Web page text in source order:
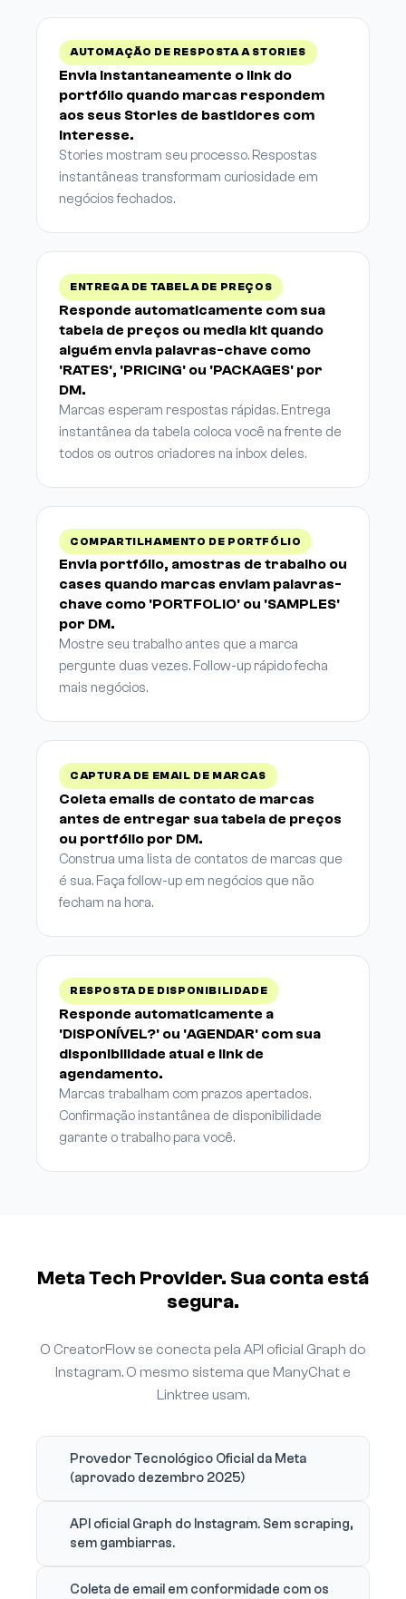
AUTOMAÇÃO DE RESPOSTA A STORIES
Envia instantaneamente o link do
portfólio quando marcas respondem
aos seus Stories de bastidores com
interesse.
Stories mostram seu processo. Respostas
instantâneas transformam curiosidade em
negócios fechados.
ENTREGA DE TABELA DE PREÇOS
Responde automaticamente com sua
tabela de preços ou media kit quando
alguém envia palavras-chave como
'RATES', 'PRICING' ou 'PACKAGES' por
DM.
Marcas esperam respostas rápidas. Entrega
instantânea da tabela coloca você na frente de
todos os outros criadores na inbox deles.
COMPARTILHAMENTO DE PORTFÓLIO
Envia portfólio, amostras de trabalho ou
cases quando marcas enviam palavras-
chave como 'PORTFOLIO' ou 'SAMPLES'
por DM.
Mostre seu trabalho antes que a marca
pergunte duas vezes. Follow-up rápido fecha
mais negócios.
CAPTURA DE EMAIL DE MARCAS
Coleta emails de contato de marcas
antes de entregar sua tabela de preços
ou portfólio por DM.
Construa uma lista de contatos de marcas que
é sua. Faça follow-up em negócios que não
fecham na hora.
RESPOSTA DE DISPONIBILIDADE
Responde automaticamente a
'DISPONÍVEL?' ou 'AGENDAR' com sua
disponibilidade atual e link de
agendamento.
Marcas trabalham com prazos apertados.
Confirmação instantânea de disponibilidade
garante o trabalho para você.
Meta Tech Provider. Sua conta está
segura.
O CreatorFlow se conecta pela API oficial Graph do
Instagram. O mesmo sistema que ManyChat e
Linktree usam.
Provedor Tecnológico Oficial da Meta
(aprovado dezembro 2025)
API oficial Graph do Instagram. Sem scraping,
sem gambiarras.
Coleta de email em conformidade com os